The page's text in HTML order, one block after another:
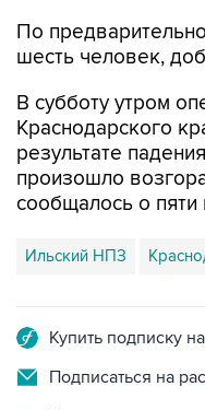
По
шесть человек,
В субботу утром
Краснодарского
результате
произошло
сообщалось о пяти
Ильский НПЗ
Купить подписку
Подписаться на